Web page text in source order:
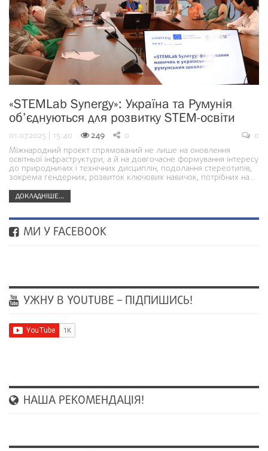
«STEMLab Synergy»: Україна та Румунія
об’єднуються для розвитку STEM-освіти
01.07.2025 | 15:40 249 0
0
Міжнародний проєкт спрямований не лише на оновлення
освітньої інфраструктури, а й на довгочасне формування інтересу
до природничих і технічних дисциплін, подолання стереотипів,
зокрема гендерних, розвиток ключових навичок, потрібних на…
ДОКЛАДНІШЕ...
МИ У FACEBOOK
УЖНУ В YOUTUBE – ПІДПИШИСЬ!
НАША РЕКОМЕНДАЦІЯ!